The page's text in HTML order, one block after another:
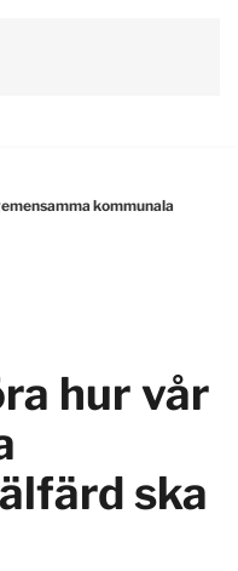
kommunala
hur vår
ska